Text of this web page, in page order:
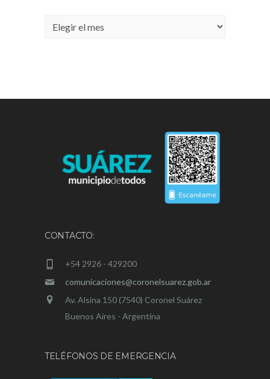
Archivos
CONTACTO:
+54 2926 - 429200
comunicaciones@coronelsuarez.gob.ar
Av. Alsina 150 (7540) Coronel Suárez
Buenos Aires - Argentina
TELÉFONOS DE EMERGENCIA